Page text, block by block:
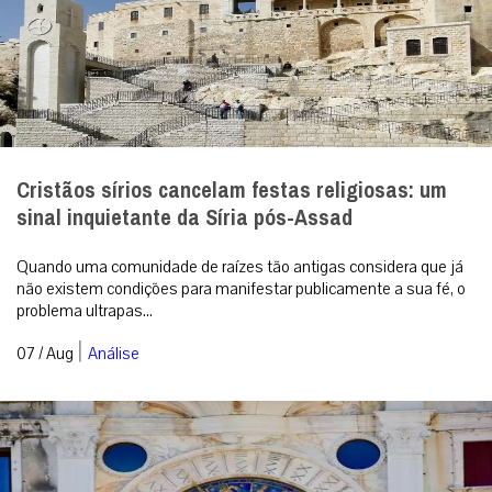
Cristãos sírios cancelam festas religiosas: um
sinal inquietante da Síria pós-Assad
Quando uma comunidade de raízes tão antigas considera que já
não existem condições para manifestar publicamente a sua fé, o
problema ultrapas...
07 / Aug | Análise